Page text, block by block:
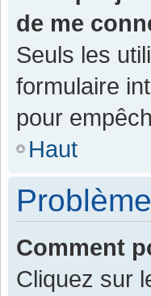
de me
Seuls les
formulaire
pour
Haut
Comment
Cliquez sur